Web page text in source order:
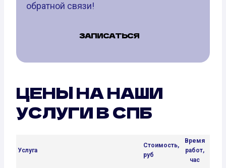
обратной связи!
ЗАПИСАТЬСЯ
ЦЕНЫ НА НАШИ
УСЛУГИ В СПБ
Услуга
Стоимость,
руб
Время
работ,
час